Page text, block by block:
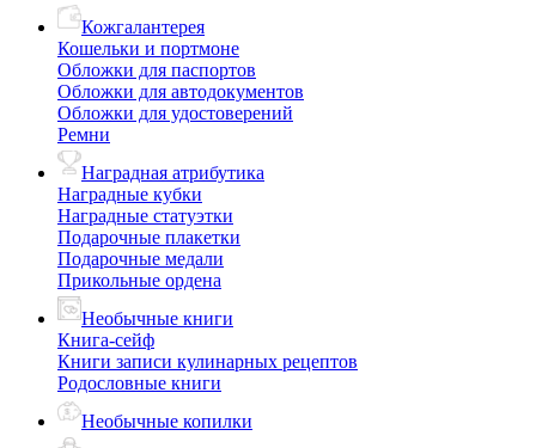
Кожгалантерея
Кошельки и портмоне
Обложки для паспортов
Обложки для автодокументов
Обложки для удостоверений
Ремни
Наградная атрибутика
Наградные кубки
Наградные статуэтки
Подарочные плакетки
Подарочные медали
Прикольные ордена
Необычные книги
Книга-сейф
Книги записи кулинарных рецептов
Родословные книги
Необычные копилки